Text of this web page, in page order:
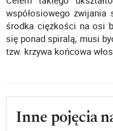
współosiowego
środka ciężkości na osi
się ponad spiralą, musi
tzw. krzywa końcowa
Inne pojęcia